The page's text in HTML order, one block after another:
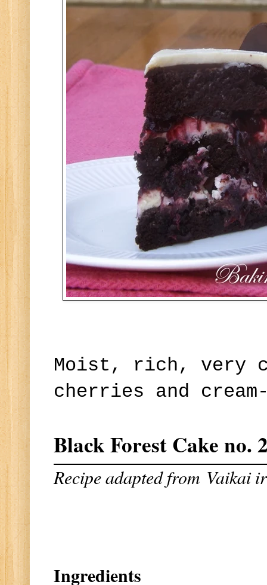
Moist, rich, very
cherries and
Black Forest Cake no.
Recipe adapted from Vaikai
Ingredients